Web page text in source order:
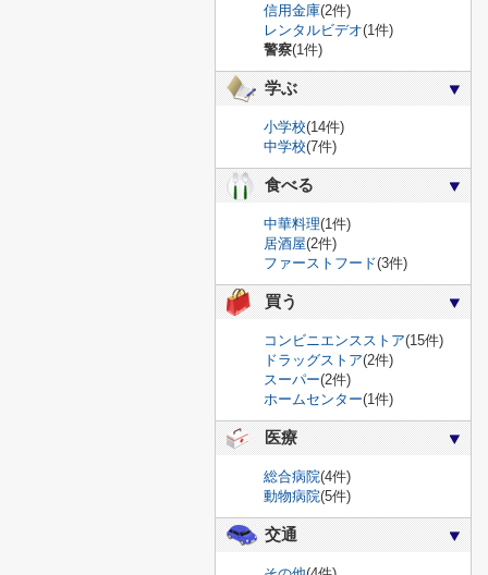
信用金庫(2件)
レンタルビデオ(1件)
警察(1件)
学ぶ
小学校(14件)
中学校(7件)
食べる
中華料理(1件)
居酒屋(2件)
ファーストフード(3件)
買う
コンビニエンスストア(15件)
ドラッグストア(2件)
スーパー(2件)
ホームセンター(1件)
医療
総合病院(4件)
動物病院(5件)
交通